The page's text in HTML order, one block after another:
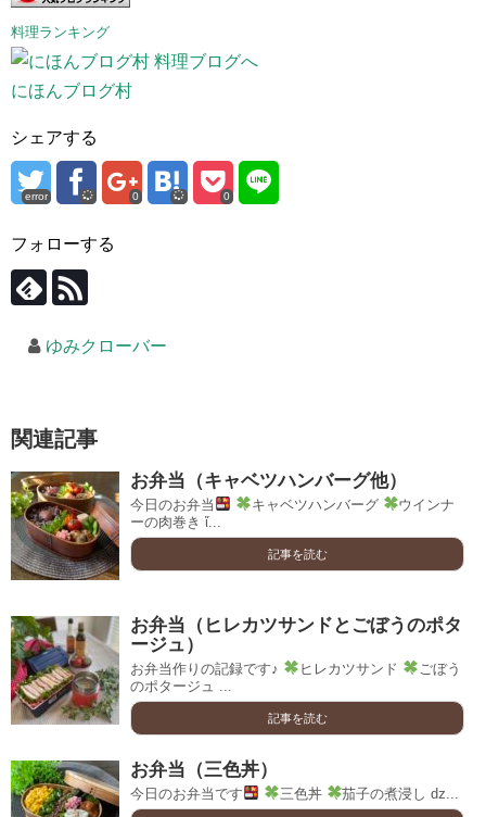
料理ランキング
にほんブログ村
シェアする
error 0 0
フォローする
ゆみクローバー
関連記事
お弁当（キャベツハンバーグ他）
今日のお弁当 キャベツハンバーグ
ウインナ
ーの肉巻き ἴ...
記事を読む
お弁当（ヒレカツサンドとごぼうのポタ
ージュ）
お弁当作りの記録です♪ ヒレカツサンド
ごぼう
のポタージュ ...
記事を読む
お弁当（三色丼）
今日のお弁当です 三色丼 茄子の煮浸し ǳ...